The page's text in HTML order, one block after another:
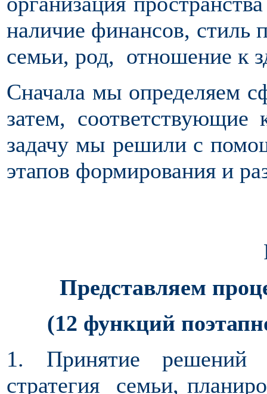
наличие финансов, стиль
семьи, род, отношение к
Сначала мы определяем
затем,
задачу мы решили с
этапов формирования и
Представляем
(12 функций
1. Принятие решений
стратегия семьи,